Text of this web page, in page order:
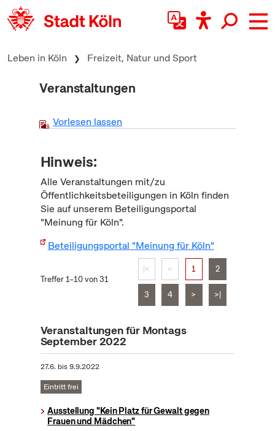
zum Inhalt springen
Leben in Köln Freizeit, Natur und Sport
Veranstaltungen
Vorlesen lassen
Hinweis:
Alle Veranstaltungen mit/zu
Öffentlichkeitsbeteiligungen in Köln finden
Sie auf unserem Beteiligungsportal
"Meinung für Köln".
Beteiligungsportal "Meinung für Köln"
Treffer 1–10 von 31
|< < 1 2
3 4 > >|
Veranstaltungen für Montags
September 2022
27.6. bis9.9.2022
Eintritt frei
Ausstellung "Kein Platz für Gewalt gegen
Frauen und Mädchen"